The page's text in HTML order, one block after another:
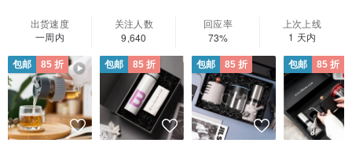
出货速度
一周内
关注人数
9,640
回应率
73%
上次上线
1 天内
包邮 85 折 包邮 85 折 包邮 85 折 包邮 85 折